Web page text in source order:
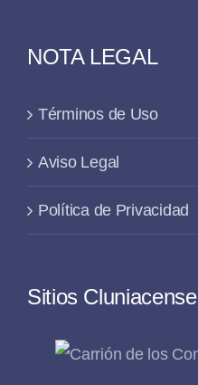
NOTA LEGAL
Términos de Uso
Aviso Legal
Política de Privacidad
Sitios